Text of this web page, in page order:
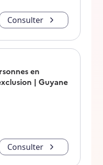
Consulter
en
| Guyane
Consulter